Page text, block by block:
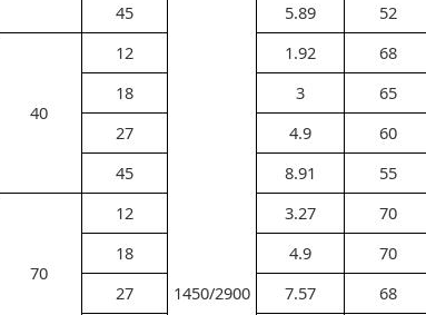
1450/2900
45 5.89 52
40
12 1.92 68
18 3 65
27 4.9 60
45 8.91 55
70
12 3.27 70
18 4.9 70
27 7.57 68